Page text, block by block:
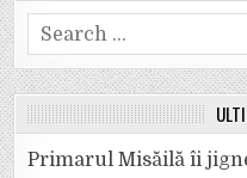
Search
for:
Primarul Misăilă îi